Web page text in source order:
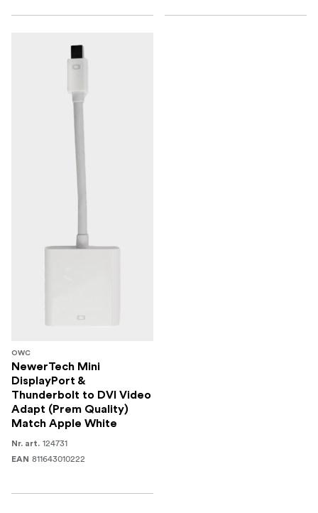
OWC
NewerTech Mini
DisplayPort &
Thunderbolt to DVI Video
Adapt (Prem Quality)
Match Apple White
Nr. art. 124731
EAN 811643010222